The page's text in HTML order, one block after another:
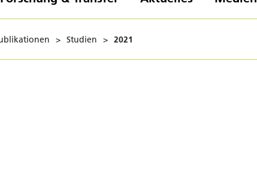
> Studien > 2021